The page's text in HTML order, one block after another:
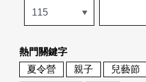
歷史專題
活動列表
地圖搜尋
關於我們
關於我們
會員基本資料
網站導覽
熱門關鍵字
夏令營
親子 兒藝節